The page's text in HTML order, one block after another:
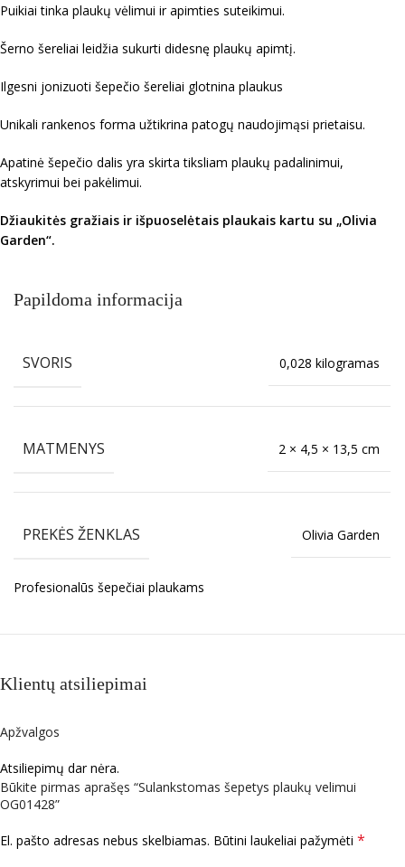
Puikiai tinka plaukų vėlimui ir apimties suteikimui.
Šerno šereliai leidžia sukurti didesnę plaukų apimtį.
Ilgesni jonizuoti šepečio šereliai glotnina plaukus
Unikali rankenos forma užtikrina patogų naudojimąsi prietaisu.
Apatinė šepečio dalis yra skirta tiksliam plaukų padalinimui,
atskyrimui bei pakėlimui.
Džiaukitės gražiais ir išpuoselėtais plaukais kartu su „Olivia
Garden“.
Papildoma informacija
SVORIS 0,028 kilogramas
MATMENYS 2 × 4,5 × 13,5 cm
PREKĖS ŽENKLAS Olivia Garden
Profesionalūs šepečiai plaukams
Klientų atsiliepimai
Apžvalgos
Atsiliepimų dar nėra.
Būkite pirmas aprašęs “Sulankstomas šepetys plaukų velimui
OG01428”
El. pašto adresas nebus skelbiamas. Būtini laukeliai pažymėti *